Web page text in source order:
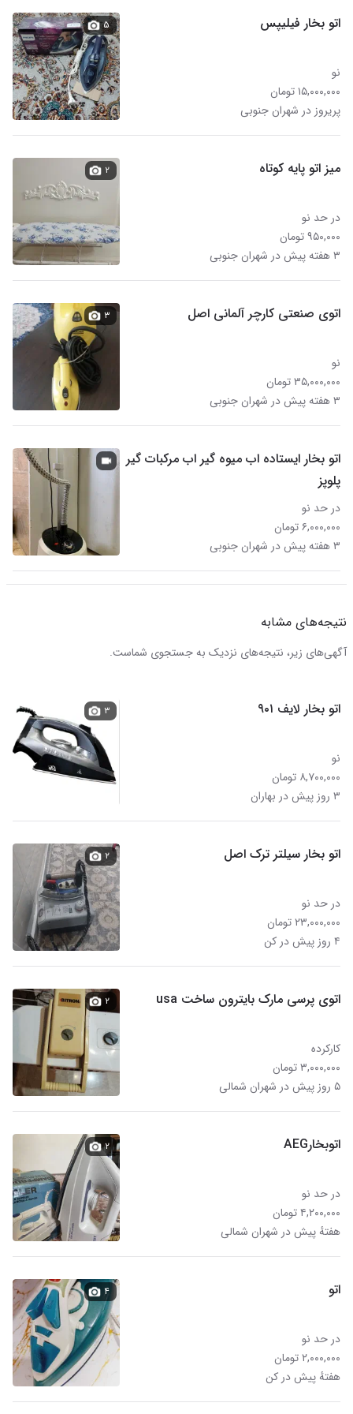
اتو بخار فیلیپس
نو
۱۵,۰۰۰,۰۰۰ تومان
پریروز در شهران جنوبی
۵
میز اتو پایه کوتاه
در حد نو
۹۵۰,۰۰۰ تومان
۳ هفته پیش در شهران جنوبی
۲
اتوی صنعتی کارچر آلمانی اصل
نو
۳۵,۰۰۰,۰۰۰ تومان
۳ هفته پیش در شهران جنوبی
۳
اتو بخار ایستاده اب میوه گیر اب مرکبات گیر
پلوپز
در حد نو
۶,۰۰۰,۰۰۰ تومان
۳ هفته پیش در شهران جنوبی
نتیجه‌های مشابه
آگهی‌های زیر، نتیجه‌های نزدیک به جستجوی شماست.
اتو بخار لایف ۹۰۱
نو
۸,۷۰۰,۰۰۰ تومان
۳ روز پیش در بهاران
۳
اتو بخار سیلتر ترک اصل
در حد نو
۲۳,۰۰۰,۰۰۰ تومان
۴ روز پیش در کن
۲
اتوی پرسی مارک بایترون ساخت usa
کارکرده
۳,۰۰۰,۰۰۰ تومان
۵ روز پیش در شهران شمالی
۲
اتوبخارAEG
در حد نو
۴,۲۰۰,۰۰۰ تومان
هفتهٔ پیش در شهران شمالی
۲
اتو
در حد نو
۲,۰۰۰,۰۰۰ تومان
هفتهٔ پیش در کن
۴